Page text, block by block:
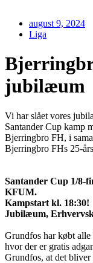
august 9, 2024
Liga
jubilæum
Vi har slået vores
Santander Cup kamp
Bjerringbro FH, i
Bjerringbro FHs 25-
Santander Cup 1/8-
KFUM.
Kampstart kl. 18:30!
Jubilæum,
Grundfos har købt
hvor der er gratis
Grundfos, at det bliver